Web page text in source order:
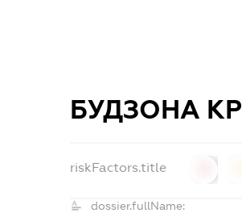
БУДЗОНА КР
riskFactors.title
dossier.fullName: